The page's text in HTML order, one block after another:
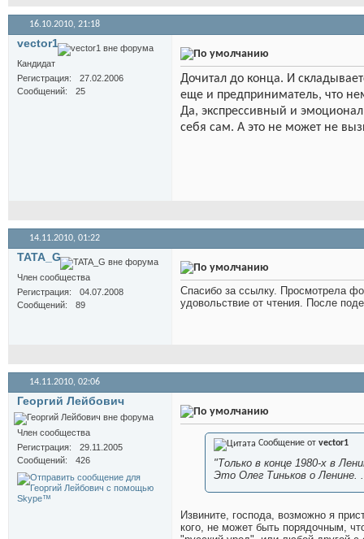
16.10.2010, 21:18
vector1
Кандидат
Регистрация
27.02.2006
Сообщений
25
Дочитал до конца. И
еще и предприниматель, что
Да, экспрессивный и
себя сам. А это не может не
14.11.2010, 01:22
TATA_G
Член сообщества
Регистрация
04.07.2008
Сообщений
89
Спасибо за ссылку. Просмотрела
удовольствие от чтения. После
14.11.2010, 02:06
Георгий Лейбович
Член сообщества
Регистрация
29.11.2005
Сообщений
426
Сообщение от vector1
"Только в конце 1980-х в
Это Олег Тиньков о Ленине.
Извините, господа, возможно я
кого, не может быть порядочным,